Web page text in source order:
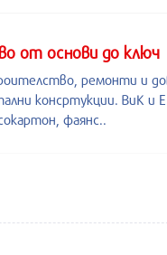
от основи до ключ
ремонти и
консртукции. ВиК и
фаянс..